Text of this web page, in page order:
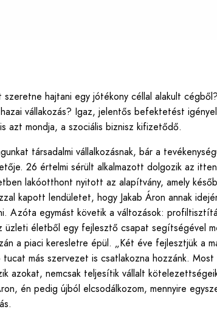
szeretne hajtani egy jótékony céllal alakult
vállakozás? Igaz, jelentős befektetést
azt mondja, a szociális biznisz kifizetődő.
társadalmi vállalkozásnak, bár a
26 értelmi sérült alkalmazott dolgozik az
lakóotthont nyitott az alapítvány, amely
kapott lendületet, hogy Jakab Áron annak
Azóta egymást követik a változások:
üzleti életből egy fejlesztő csapat segítségével
a piaci keresletre épül. „Két éve fejlesztjük a
más szervezet is csatlakozna hozzánk.
azokat, nemcsak teljesítik vállalt
én pedig újból elcsodálkozom, mennyire